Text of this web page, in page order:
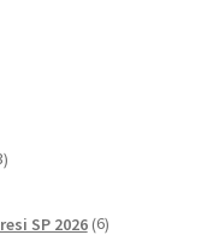
izdelkov
SP 2026 6izdelkov